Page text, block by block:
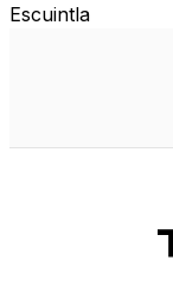
Escuintla